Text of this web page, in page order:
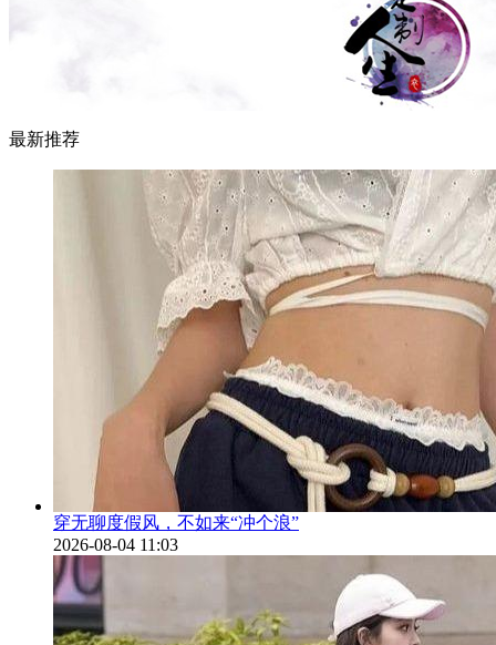
最新推荐
穿无聊度假风，不如来“冲个浪”
2026-08-04 11:03